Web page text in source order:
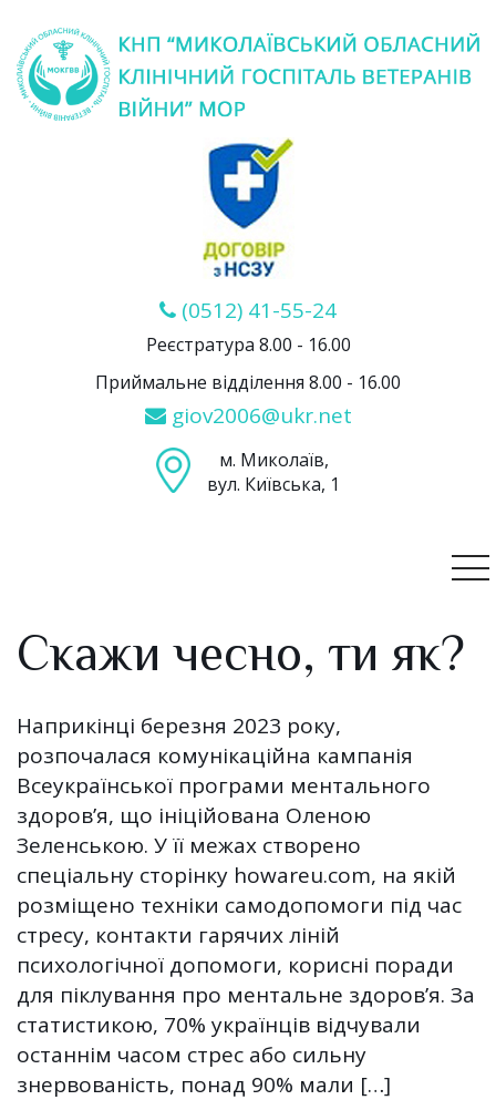
(0512) 41-55-24
Реєстратура 8.00 - 16.00
Приймальне відділення 8.00 - 16.00
giov2006@ukr.net
м. Миколаїв,
вул. Київська, 1
Скажи чесно, ти як?
Наприкінці березня 2023 року,
розпочалася комунікаційна кампанія
Всеукраїнської програми ментального
здоров’я, що ініційована Оленою
Зеленською. У її межах створено
спеціальну сторінку howareu.com, на якій
розміщено техніки самодопомоги під час
стресу, контакти гарячих ліній
психологічної допомоги, корисні поради
для піклування про ментальне здоров’я. За
статистикою, 70% українців відчували
останнім часом стрес або сильну
знервованість, понад 90% мали […]